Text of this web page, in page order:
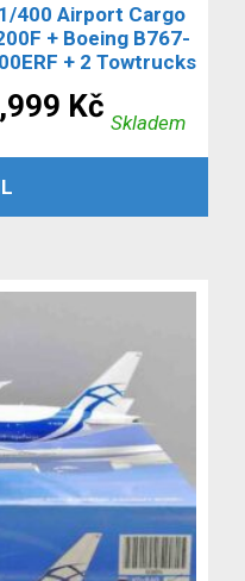
400 Airport Cargo
+ Boeing B767-
+ 2 Towtrucks
Kč
cena
Skladem